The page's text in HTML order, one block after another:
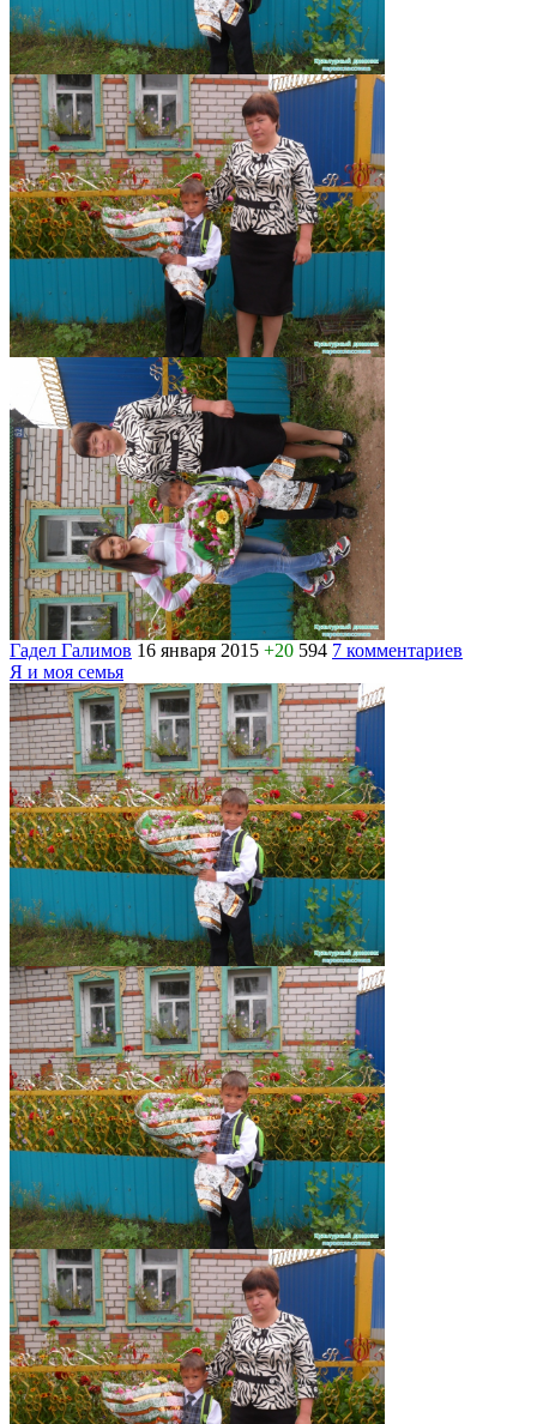
Гадел Галимов 16 января 2015 +20 594 7 комментариев
Я и моя семья